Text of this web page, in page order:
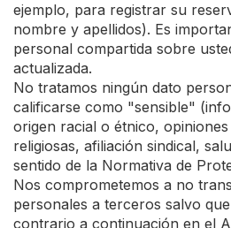
ejemplo, para registrar su
nombre y apellidos). Es
personal compartida sobre
actualizada.
No tratamos ningún dato
calificarse como "sensible"
origen racial o étnico,
religiosas, afiliación sindical,
sentido de la Normativa de
Nos comprometemos a no
personales a terceros salvo
contrario a continuación en el